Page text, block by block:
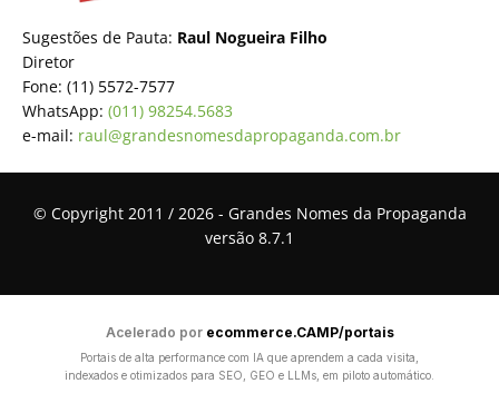
Sugestões de Pauta: Raul Nogueira Filho
Diretor
Fone: (11) 5572-7577
WhatsApp: (011) 98254.5683
e-mail: raul@grandesnomesdapropaganda.com.br
© Copyright 2011 / 2026 - Grandes Nomes da Propaganda
versão 8.7.1
Acelerado por ecommerce.CAMP/portais
Portais de alta performance com IA que aprendem a cada visita,
indexados e otimizados para SEO, GEO e LLMs, em piloto automático.